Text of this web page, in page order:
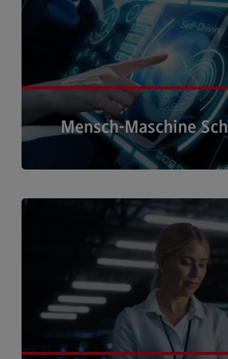
Kontakt
Executive Engineering
Executive Engineering
Modulangebot
Besonderheiten und Highlights
Berufsperspektiven
Modulangebot
Berufsperspektiven
General Business Management
Mensch-Maschine
Hier erhalten Sie alle Informationen